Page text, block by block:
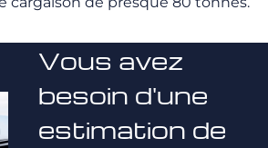
Vous avez
besoin d'une
estimation de